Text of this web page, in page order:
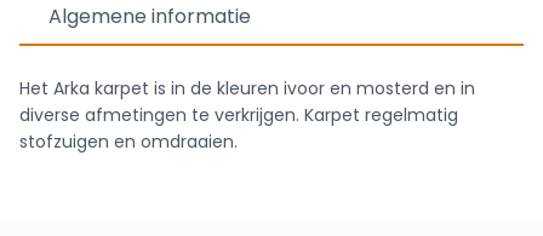
Algemene informatie
Het Arka karpet is in de kleuren ivoor en mosterd en in
diverse afmetingen te verkrijgen. Karpet regelmatig
stofzuigen en omdraaien.